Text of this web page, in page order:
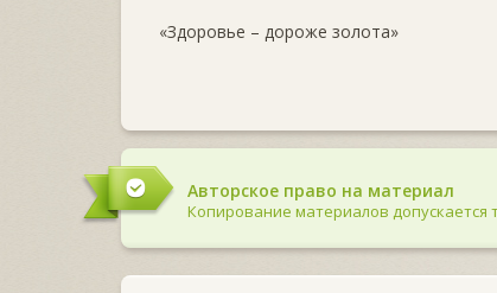
«Здоровье – дороже золота»
Авторское право на материал
Копирование материалов допускается